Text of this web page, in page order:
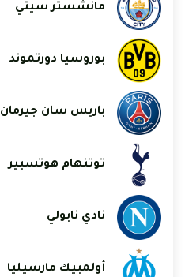
مانشستر سيتي
بوروسيا دورتموند
باريس سان جيرمان
توتنهام هوتسبير
نادي نابولي
أولمبيك مارسيليا